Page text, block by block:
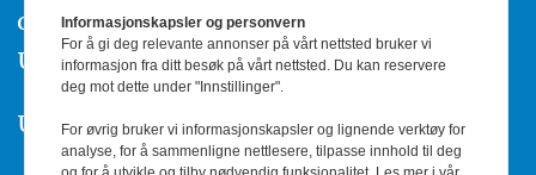
også klage inn saker til Pressens Faglige
Utvalg,www.pfu.no.
Utgiver: PBL
Informasjonskapsler og personvern
For å gi deg relevante annonser på vårt nettsted bruker vi
informasjon fra ditt besøk på vårt nettsted. Du kan reservere
deg mot dette under "Innstillinger".
For øvrig bruker vi informasjonskapsler og lignende verktøy for
analyse, for å sammenligne nettlesere, tilpasse innhold til deg